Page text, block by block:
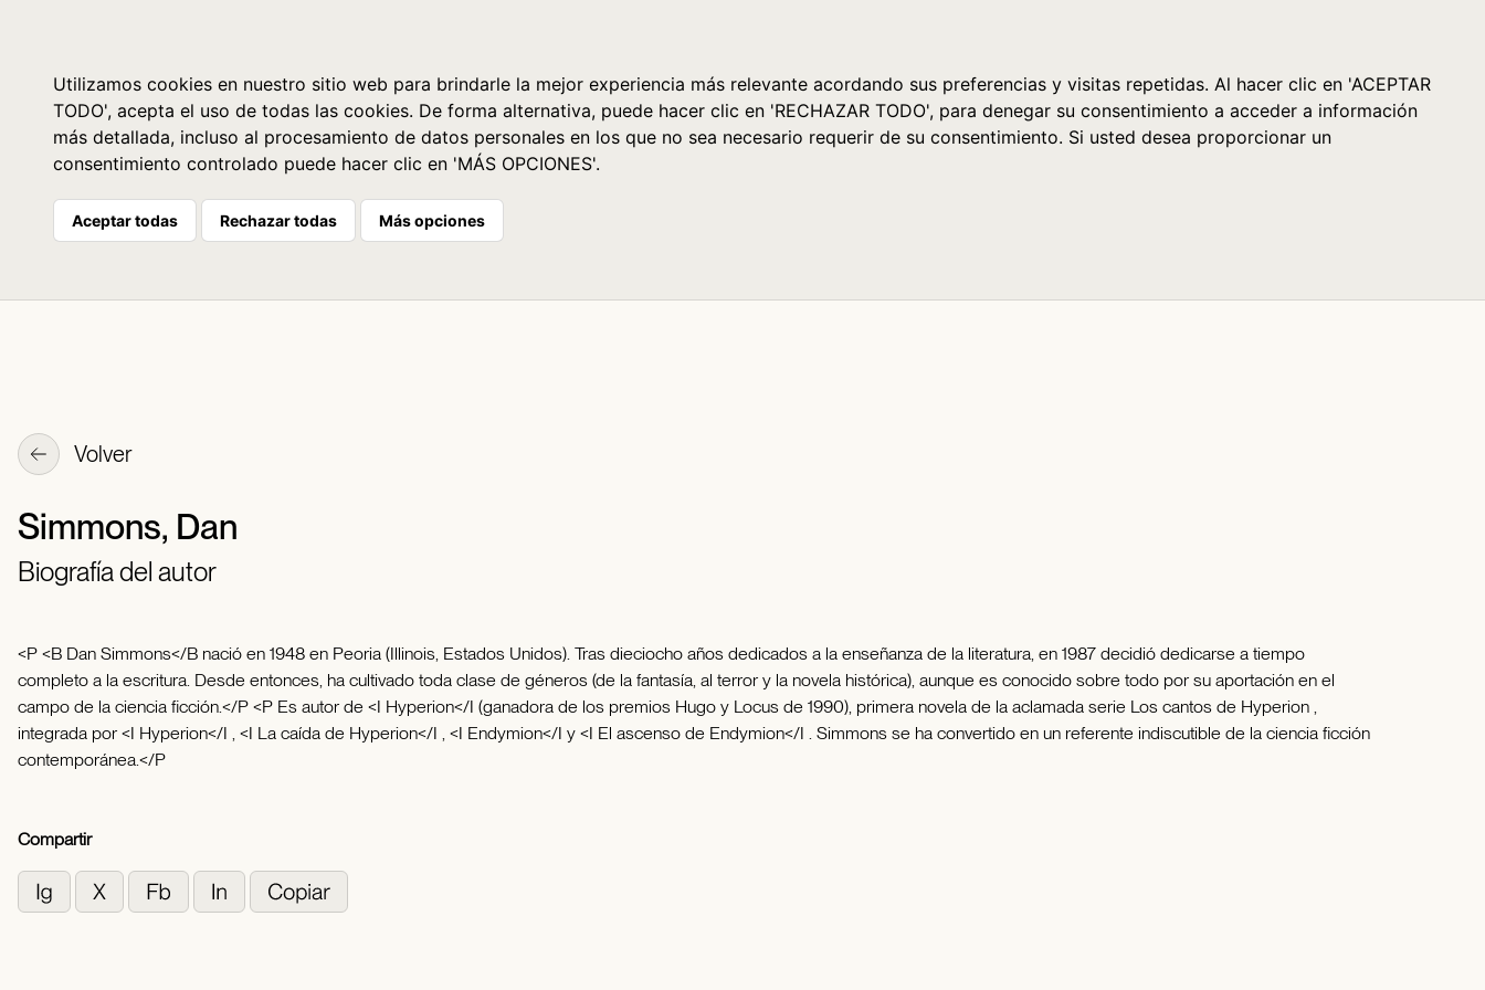
Utilizamos cookies en nuestro sitio web para brindarle la mejor experiencia más relevante acordando sus preferencias y visitas repetidas. Al hacer clic en 'ACEPTAR
TODO', acepta el uso de todas las cookies. De forma alternativa, puede hacer clic en 'RECHAZAR TODO', para denegar su consentimiento a acceder a información
más detallada, incluso al procesamiento de datos personales en los que no sea necesario requerir de su consentimiento. Si usted desea proporcionar un
consentimiento controlado puede hacer clic en 'MÁS OPCIONES'.
Aceptar todas Rechazar todas Más opciones
Volver
Simmons, Dan
Biografía del autor
<P <B Dan Simmons</B nació en 1948 en Peoria (Illinois, Estados Unidos). Tras dieciocho años dedicados a la enseñanza de la literatura, en 1987 decidió dedicarse a tiempo
completo a la escritura. Desde entonces, ha cultivado toda clase de géneros (de la fantasía, al terror y la novela histórica), aunque es conocido sobre todo por su aportación en el
campo de la ciencia ficción.</P <P Es autor de <I Hyperion</I (ganadora de los premios Hugo y Locus de 1990), primera novela de la aclamada serie Los cantos de Hyperion ,
integrada por <I Hyperion</I , <I La caída de Hyperion</I , <I Endymion</I y <I El ascenso de Endymion</I . Simmons se ha convertido en un referente indiscutible de la ciencia ficción
contemporánea.</P
Compartir